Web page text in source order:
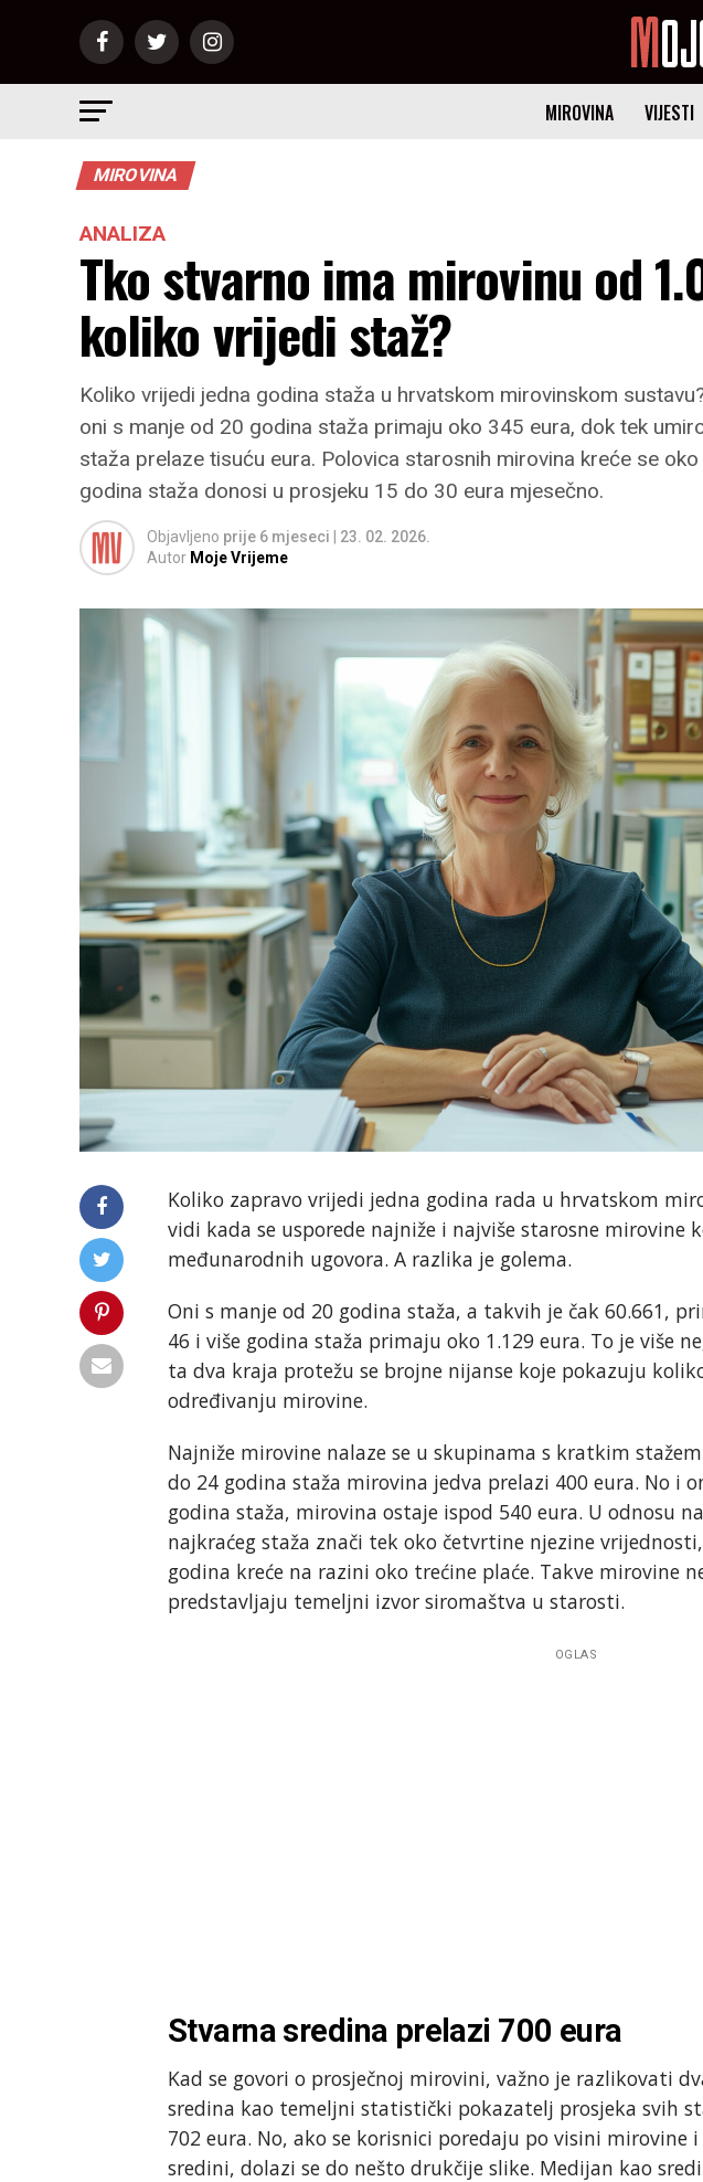
MIROVINA VIJESTI
MIROVINA
ANALIZA
Tko stvarno ima mirovinu od
koliko vrijedi staž?
Koliko vrijedi jedna godina staža u hrvatskom mirovinskom
oni s manje od 20 godina staža primaju oko 345 eura, dok tek
staža prelaze tisuću eura. Polovica starosnih mirovina kreće se
godina staža donosi u prosjeku 15 do 30 eura mjesečno.
Objavljeno prije 6 mjeseci
23. 02. 2026.
Autor Moje Vrijeme
Koliko zapravo vrijedi jedna godina rada u hrvatskom
vidi kada se usporede najniže i najviše starosne mirovine
međunarodnih ugovora. A razlika je golema.
Oni s manje od 20 godina staža, a takvih je čak 60.661,
46 i više godina staža primaju oko 1.129 eura. To je više
ta dva kraja protežu se brojne nijanse koje pokazuju
određivanju mirovine.
Najniže mirovine nalaze se u skupinama s kratkim
do 24 godina staža mirovina jedva prelazi 400 eura. No i
godina staža, mirovina ostaje ispod 540 eura. U odnosu
najkraćeg staža znači tek oko četvrtine njezine
godina kreće na razini oko trećine plaće. Takve mirovine
predstavljaju temeljni izvor siromaštva u starosti.
OGLAS
Stvarna sredina prelazi 700 eura
Kad se govori o prosječnoj mirovini, važno je razlikovati
sredina kao temeljni statistički pokazatelj prosjeka svih
702 eura. No, ako se korisnici poredaju po visini mirovine
sredini, dolazi se do nešto drukčije slike. Medijan kao